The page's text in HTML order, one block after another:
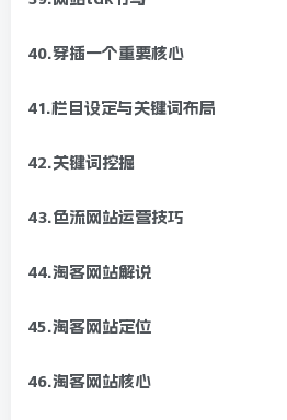
40.穿插一个重要核心
41.栏目设定与关键词布局
42.关键词挖掘
43.色流网站运营技巧
44.淘客网站解说
45.淘客网站定位
46.淘客网站核心